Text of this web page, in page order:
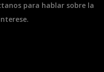
para hablar sobre la